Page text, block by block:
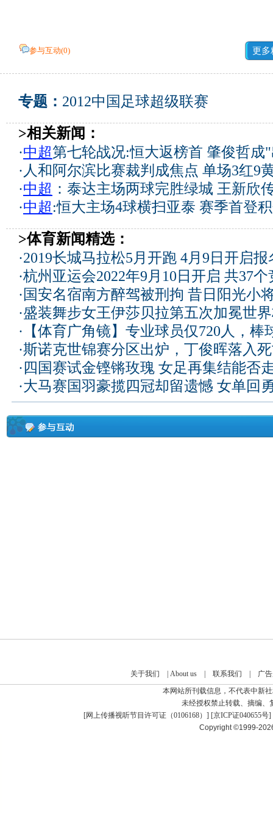
参与互动(0) 更多
专题： 2012中国足球超级联赛
>相关新闻：
·中超第七轮战况:恒大返榜首 肇俊哲成
· 人和阿尔滨比赛裁判成焦点 单场3红9
·中超 ：泰达主场两球完胜绿城 王新欣
·中超:恒大主场4球横扫亚泰 赛季首登
>体育新闻精选：
·2019长城马拉松5月开跑 4月9日开启报
·杭州亚运会2022年9月10日开启 共37
· 国安名宿南方醉驾被刑拘 昔日阳光小
·盛装舞步女王伊莎贝拉第五次加冕世
· 【体育广角镜】专业球员仅720人，
·斯诺克世锦赛分区出炉，丁俊晖落入
· 四国赛试金铿锵玫瑰 女足再集结能否
·大马赛国羽豪揽四冠却留遗憾 女单回
关于我们 About us| 联系我们
广
本网站所刊载信息，不代表中新
未经授权禁止转载、摘编、
[网上传播视听节目许可证（0106168） ] [京ICP证040655号]
Copyright ©1999-